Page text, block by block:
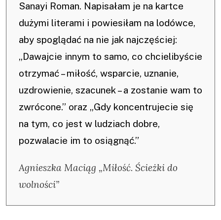
Sanayi Roman. Napisałam je na kartce
dużymi literami i powiesiłam na lodówce,
aby spoglądać na nie jak najczęściej:
„Dawajcie innym to samo, co chcielibyście
otrzymać – miłość, wsparcie, uznanie,
uzdrowienie, szacunek – a zostanie wam to
zwrócone.” oraz „Gdy koncentrujecie się
na tym, co jest w ludziach dobre,
pozwalacie im to osiągnąć.”
Agnieszka Maciąg „Miłość. Ścieżki do
wolności”